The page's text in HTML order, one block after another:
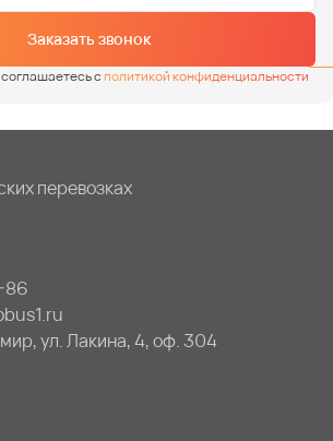
Заказать звонок
сполитикой конфиденциальности
перевозках
86
ул. Лакина, 4, оф. 304